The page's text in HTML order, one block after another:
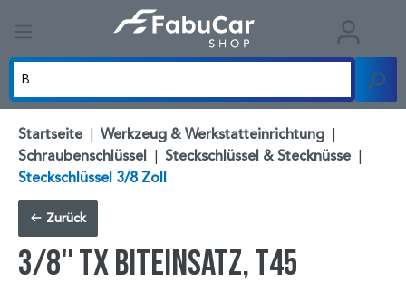
Startseite | Werkzeug & Werkstatteinrichtung |
Schraubenschlüssel | Steckschlüssel & Stecknüsse |
Steckschlüssel 3/8 Zoll
Zurück
3/8'' TX Biteinsatz, T45